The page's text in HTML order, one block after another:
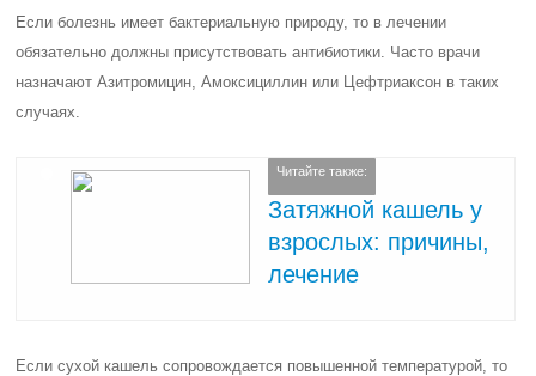
Если болезнь имеет бактериальную природу, то в лечении
обязательно должны присутствовать антибиотики. Часто врачи
назначают Азитромицин, Амоксициллин или Цефтриаксон в таких
случаях.
Читайте также:
Затяжной кашель у
взрослых: причины,
лечение
Если сухой кашель сопровождается повышенной температурой, то